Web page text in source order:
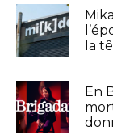
la
En